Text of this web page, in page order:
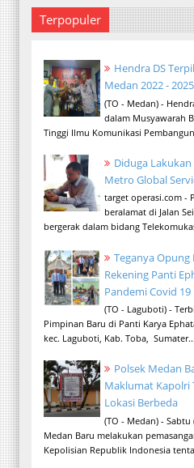
Terpopuler
Hendra DS
Medan 2022 - 2025
(TO - Medan) -
dalam Musyawarah
Tinggi Ilmu Komunikasi
Diduga
Metro Global
target operasi.com -
beralamat di Jalan
bergerak dalam bidang
Teganya
Rekening Panti
Pandemi Covid 19
(TO - Laguboti) -
Pimpinan Baru di Panti Karya
kec. Laguboti, Kab. Toba, Sumater...
Polsek Medan
Maklumat Kapolri
Lokasi Berbeda
(TO - Medan) -
Medan Baru melakukan
Kepolisian Republik Indonesia